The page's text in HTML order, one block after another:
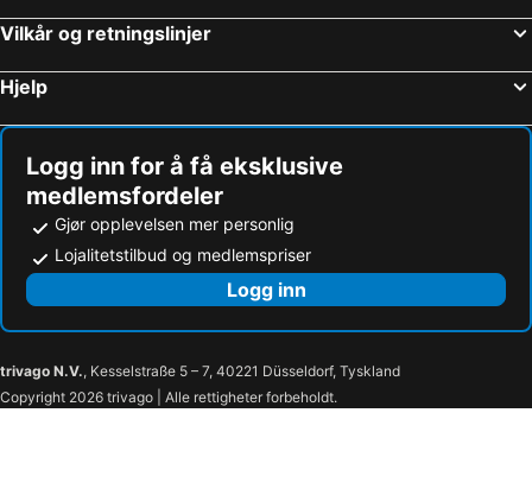
Vilkår og retningslinjer
Hjelp
Logg inn for å få eksklusive
medlemsfordeler
Gjør opplevelsen mer personlig
Lojalitetstilbud og medlemspriser
Logg inn
trivago N.V., Kesselstraße 5 – 7, 40221 Düsseldorf, Tyskland
Copyright 2026 trivago | Alle rettigheter forbeholdt.